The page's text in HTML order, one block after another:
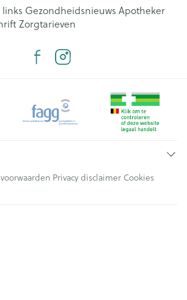
Gezondheidsnieuws Apotheker
Zorgtarieven
Privacy disclaimer Cookies